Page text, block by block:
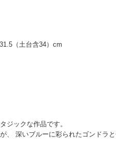
（土台含34）cm
ジックな作品です。
、 深いブルーに彩られたゴンドラ